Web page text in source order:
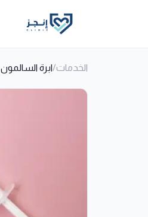
الخدمات/ابرة السالمون